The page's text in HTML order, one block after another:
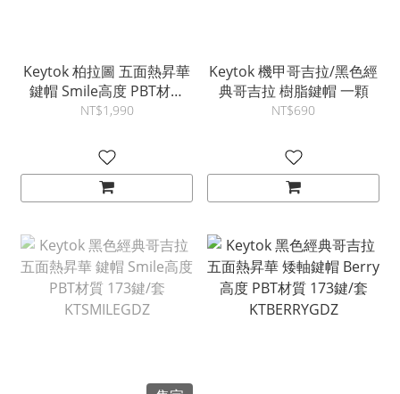
Keytok 柏拉圖 五面熱昇華
鍵帽 Smile高度 PBT材質
158鍵/套 KTPLATO
NT$1,990
Keytok 機甲哥吉拉/黑色經
典哥吉拉 樹脂鍵帽 一顆
NT$690